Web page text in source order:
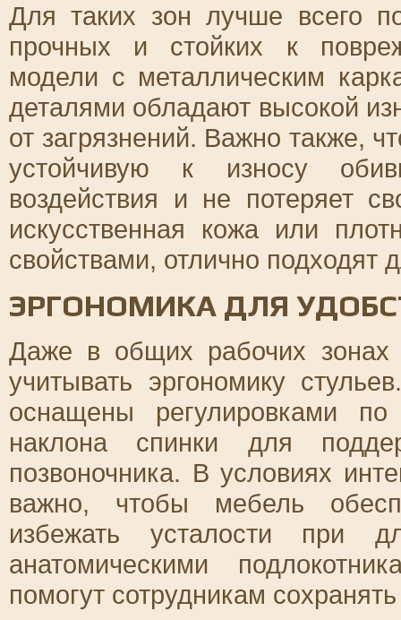
Для таких зон лучше всего
прочных и стойких к
модели с металлическим
деталями обладают высокой
от загрязнений. Важно также,
устойчивую к износу
воздействия и не потеряет
искусственная кожа или
свойствами, отлично подходят
ЭРГОНОМИКА ДЛЯ
Даже в общих рабочих зонах
учитывать эргономику
оснащены регулировками
наклона спинки для
позвоночника. В условиях
важно, чтобы мебель
избежать усталости при
анатомическими
помогут сотрудникам